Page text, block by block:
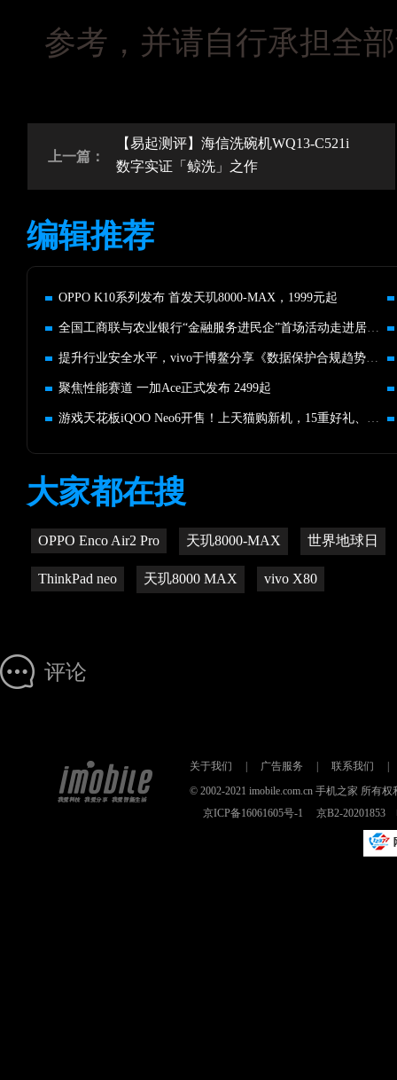
参考，并请自行承担全
上一篇：
【易起测评】海信洗碗机WQ13-C521i
数字实证「鲸洗」之作
编辑推荐
OPPO K10系列发布 首发天玑8000-MAX，1999元起
全国工商联与农业银行“金融服务进民企”首场活动走进居然之家
提升行业安全水平，vivo于博鳌分享《数据保护合规趋势白皮书》
聚焦性能赛道 一加Ace正式发布 2499起
游戏天花板iQOO Neo6开售！上天猫购新机，15重好礼、五折秒杀
大家都在搜
OPPO Enco Air2 Pro 天玑8000-MAX 世界地球日
ThinkPad neo 天玑8000 MAX vivo X80
评论
关于我们 广告服务 联系我们
© 2002-2021 imobile.com.cn 手机之家 所有
京ICP备16061605号-1
京B2-20201853